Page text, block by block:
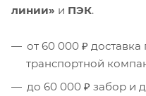
линии» и ПЭК.
от 60 000 ₽ доставка
транспортной
до 60 000 ₽ забор и